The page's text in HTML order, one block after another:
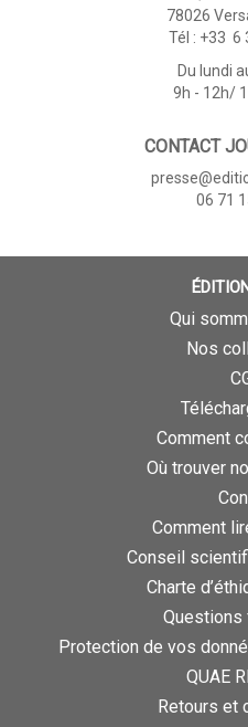
78026
Tél : +33 6
Du lundi
9h - 12h/
CONTACT
06 71
Qui
Nos
Comment
Où trouver
Comment
Conseil
Charte
Questions
Protection de vos
QUAE
Retours et